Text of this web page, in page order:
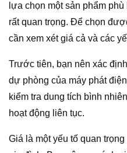
lựa chọn một sản phẩm
rất quan trọng. Để chọn
cần xem xét giá cả và các
Trước tiên, bạn nên xác
dự phòng của máy phát
kiểm tra dung tích bình
hoạt động liên tục.
Giá là một yếu tố quan